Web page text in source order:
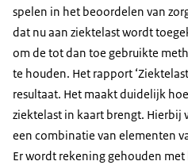
spelen in het beoordelen van
dat nu aan ziektelast wordt
om de tot dan toe gebruikte
te houden. Het rapport
resultaat. Het maakt duidelijk
ziektelast in kaart brengt. Hierbij
een combinatie van elementen
Er wordt rekening gehouden